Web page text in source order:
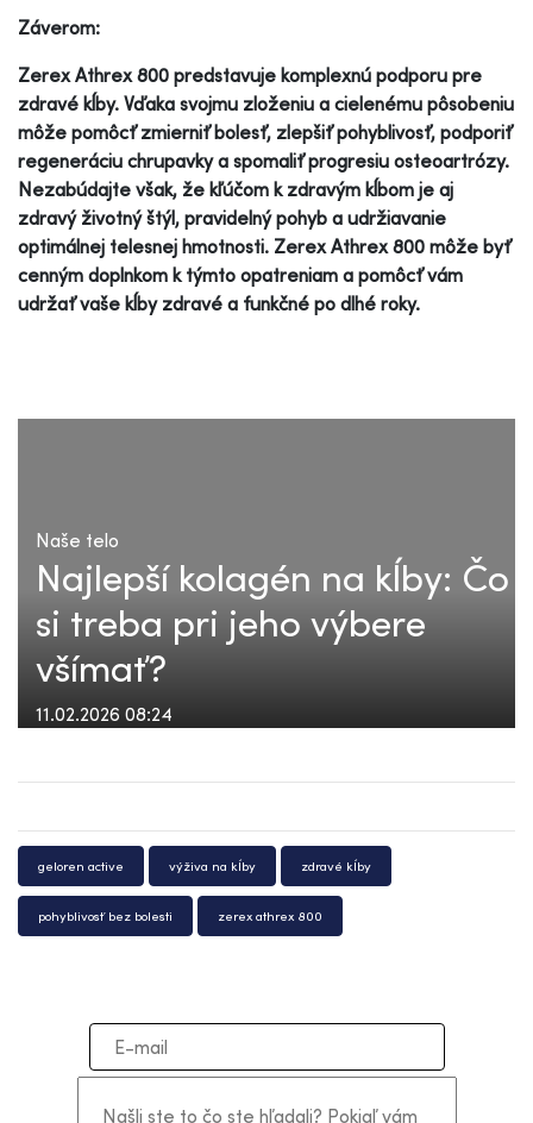
Záverom:
Zerex Athrex 800 predstavuje komplexnú podporu pre
zdravé kĺby. Vďaka svojmu zloženiu a cielenému pôsobeniu
môže pomôcť zmierniť bolesť, zlepšiť pohyblivosť, podporiť
regeneráciu chrupavky a spomaliť progresiu osteoartrózy.
Nezabúdajte však, že kľúčom k zdravým kĺbom je aj
zdravý životný štýl, pravidelný pohyb a udržiavanie
optimálnej telesnej hmotnosti. Zerex Athrex 800 môže byť
cenným doplnkom k týmto opatreniam a pomôcť vám
udržať vaše kĺby zdravé a funkčné po dlhé roky.
Naše telo
Najlepší kolagén na kĺby: Čo
si treba pri jeho výbere
všímať?
11.02.2026 08:24
geloren active výživa na kĺby zdravé kĺby
pohyblivosť bez bolesti zerex athrex 800